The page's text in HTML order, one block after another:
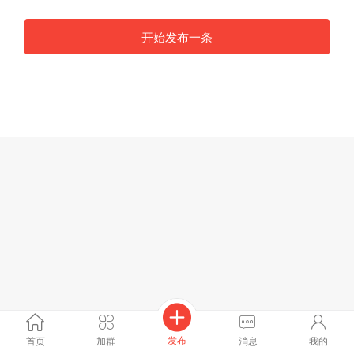
开始发布一条
首页 加群 发布 消息 我的